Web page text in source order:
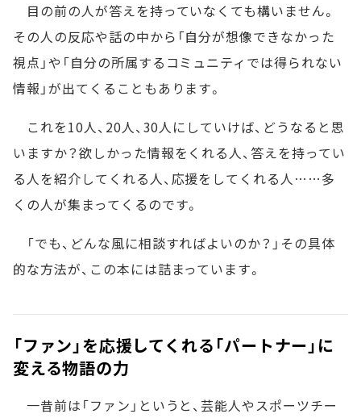
目の前の人が答えを持っていなくても構いません。
その人の反応や話の中から「自分が想像できなかった
視点」や「自分の所属するコミュニティでは得られない
情報」が出てくることもあります。
これを10人、20人、30人にしていけば、どうなると思
いますか？欲しかった情報をくれる人、答えを持ってい
る人を紹介してくれる人、応援をしてくれる人……多
くの人が集まってくるのです。
「でも、どんな風に相談すればよいのか？」その具体
的な方法が、この本には詰まっています。
「ファン」を応援してくれる「パートナー」に
変える物語の力
一昔前は「ファン」というと、芸能人やスポーツチー